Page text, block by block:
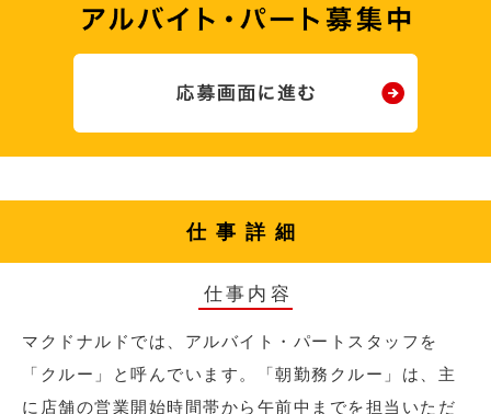
仕事詳細
仕事内容
マクドナルドでは、アルバイト・パートスタッフを
「クルー」と呼んでいます。「朝勤務クルー」は、主
に店舗の営業開始時間帯から午前中までを担当いただ